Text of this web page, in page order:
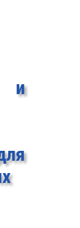
и